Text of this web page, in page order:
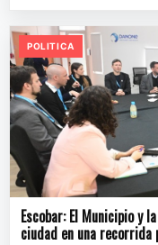
POLITICA
Escobar: El Municipio y
ciudad en una